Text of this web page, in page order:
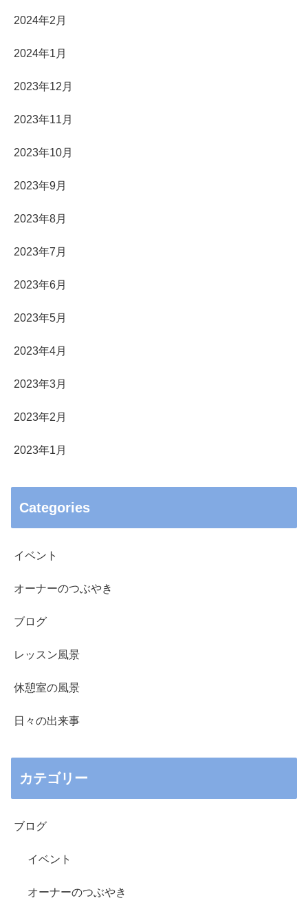
2024年2月
2024年1月
2023年12月
2023年11月
2023年10月
2023年9月
2023年8月
2023年7月
2023年6月
2023年5月
2023年4月
2023年3月
2023年2月
2023年1月
Categories
イベント
オーナーのつぶやき
ブログ
レッスン風景
休憩室の風景
日々の出来事
カテゴリー
ブログ
イベント
オーナーのつぶやき